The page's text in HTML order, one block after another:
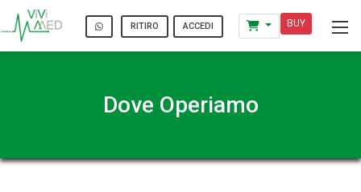
RITIRO ACCEDI BUY
Dove Operiamo